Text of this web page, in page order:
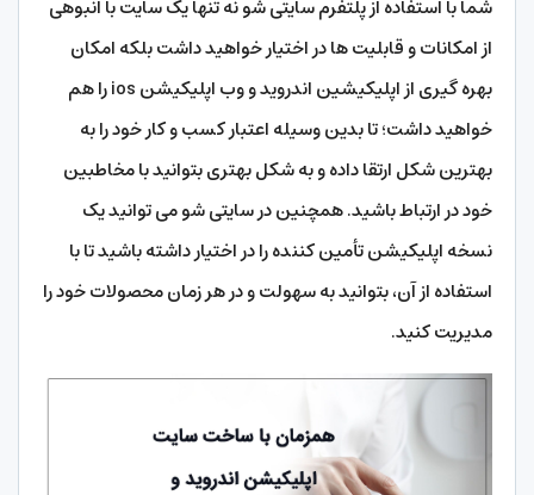
شما با استفاده از پلتفرم سایتی شو نه تنها یک سایت با انبوهی
از امکانات و قابلیت ها در اختیار خواهید داشت بلکه امکان
بهره گیری از اپلیکیشین اندروید و وب اپلیکیشن ios را هم
خواهید داشت؛ تا بدین وسیله اعتبار کسب و کار خود را به
بهترین شکل ارتقا داده و به شکل بهتری بتوانید با مخاطبین
خود در ارتباط باشید. همچنین در سایتی شو می توانید یک
نسخه اپلیکیشن تأمین کننده را در اختیار داشته باشید تا با
استفاده از آن، بتوانید به سهولت و در هر زمان محصولات خود را
مدیریت کنید.